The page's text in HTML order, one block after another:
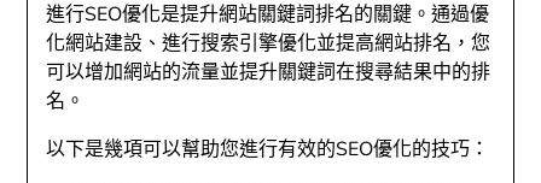
進行SEO優化是提升網站關鍵詞排名的關鍵。通過優
化網站建設、進行搜索引擎優化並提高網站排名，您
可以增加網站的流量並提升關鍵詞在搜尋結果中的排
名。
以下是幾項可以幫助您進行有效的SEO優化的技巧：